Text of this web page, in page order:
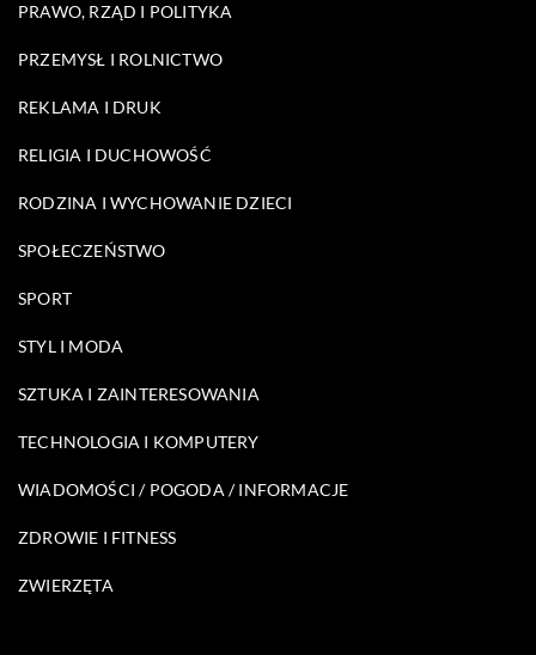
PRAWO, RZĄD I POLITYKA
PRZEMYSŁ I ROLNICTWO
REKLAMA I DRUK
RELIGIA I DUCHOWOŚĆ
RODZINA I WYCHOWANIE DZIECI
SPOŁECZEŃSTWO
SPORT
STYL I MODA
SZTUKA I ZAINTERESOWANIA
TECHNOLOGIA I KOMPUTERY
WIADOMOŚCI / POGODA / INFORMACJE
ZDROWIE I FITNESS
ZWIERZĘTA